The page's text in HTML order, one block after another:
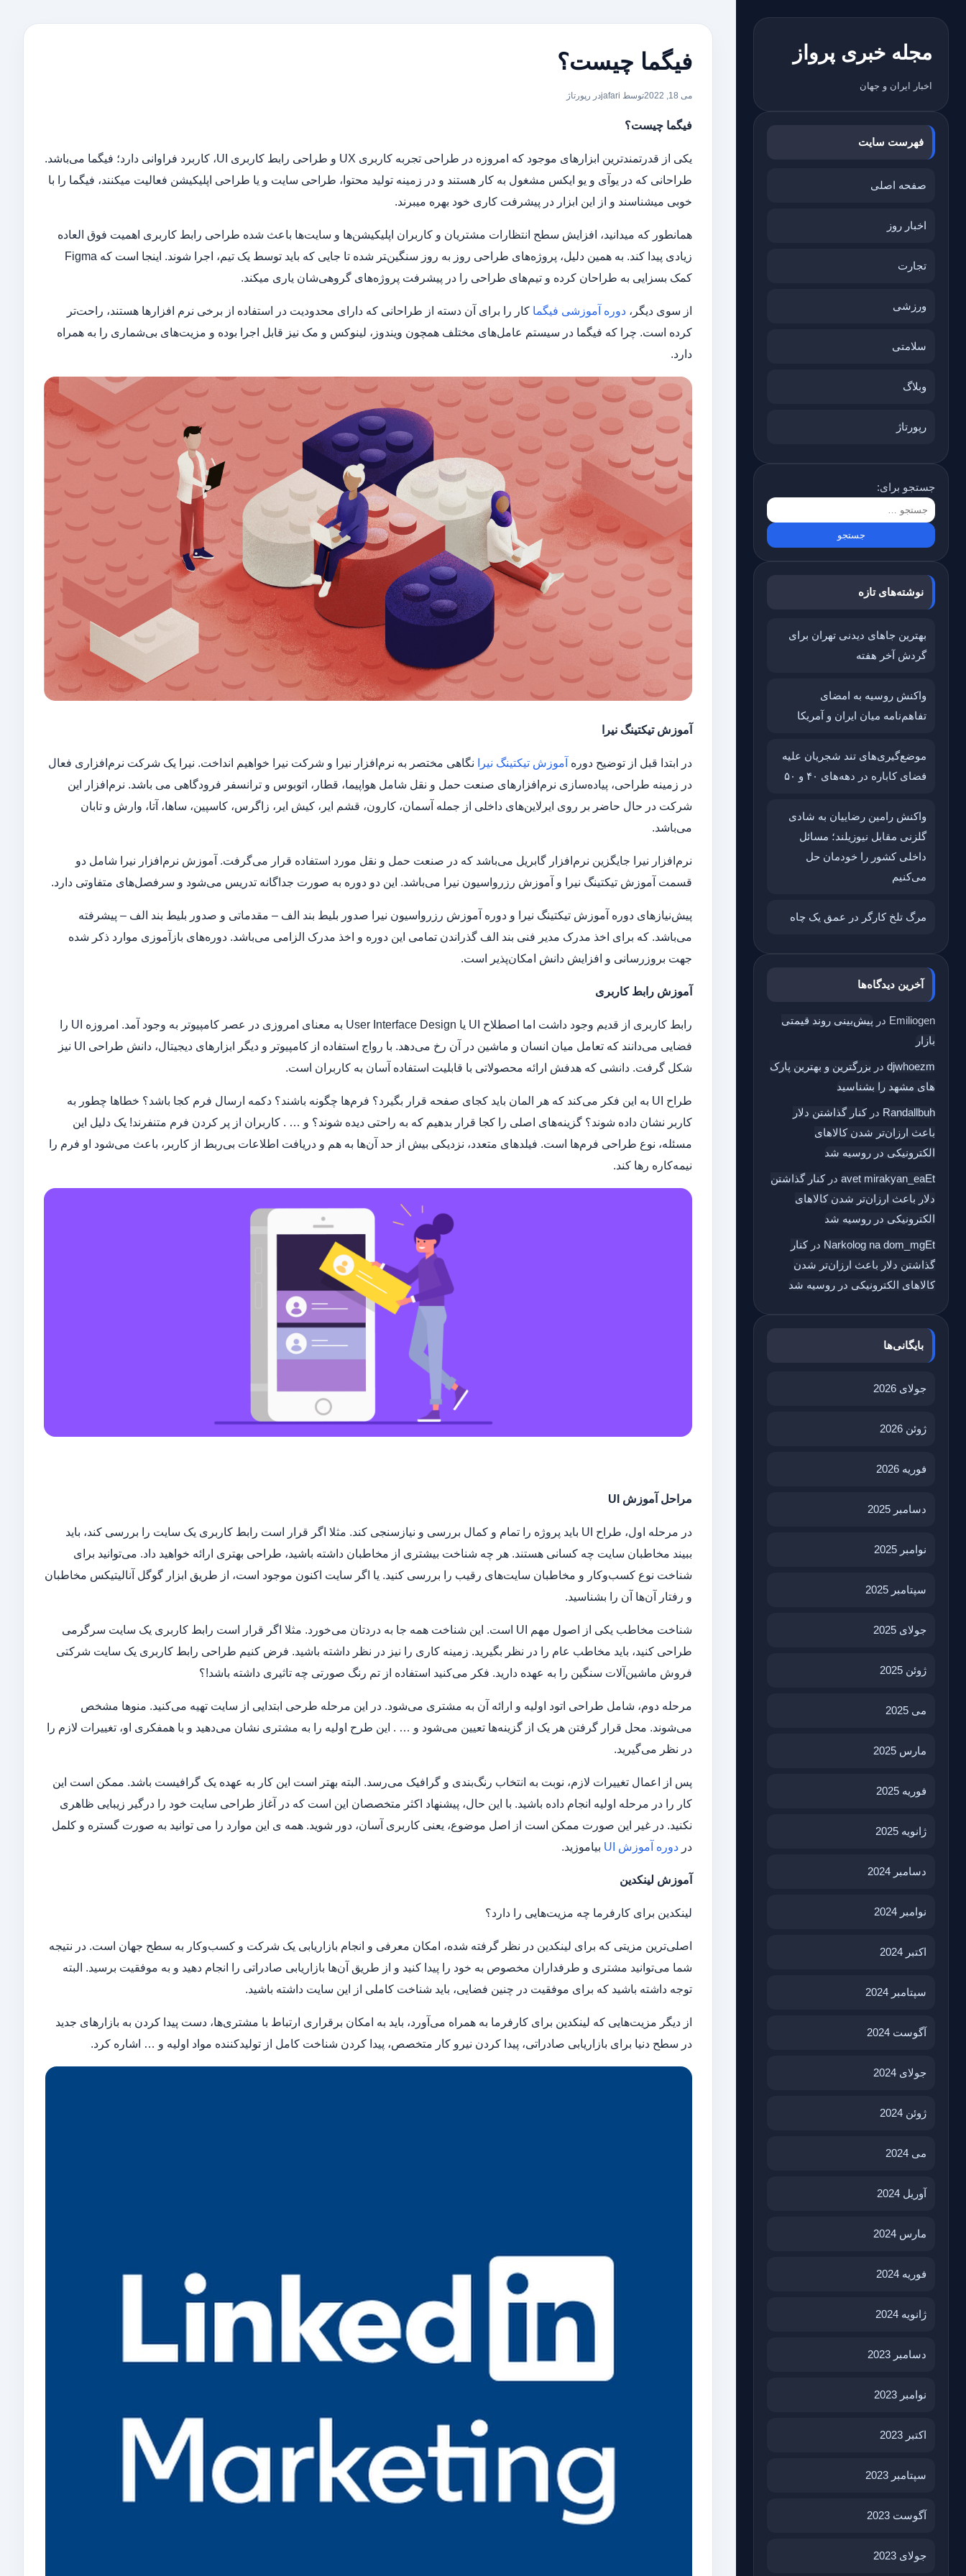
مجله خبری پرواز
اخبار ایران و جهان
فهرست سایت
صفحه اصلی
اخبار روز
تجارت
ورزشی
سلامتی
وبلاگ
رپورتاژ
جستجو برای:
نوشته‌های تازه
بهترین جاهای دیدنی تهران برای
گردش آخر هفته
واکنش روسیه به امضای
تفاهم‌نامه میان ایران و آمریکا
موضع‌گیری‌های تند شجریان علیه
فضای کاباره در دهه‌های ۴۰ و ۵۰
واکنش رامین رضاییان به شادی
گلزنی مقابل نیوزیلند؛ مسائل
داخلی کشور را خودمان حل
می‌کنیم
مرگ تلخ کارگر در عمق یک چاه
آخرین دیدگاه‌ها
Emiliogen در پیش‌بینی روند قیمتی
بازار
djwhoezm در بزرگترین و بهترین پارک
های مشهد را بشناسید
Randallbuh درکنار گذاشتن دلار
باعث ارزان‌تر شدن کالاهای
الکترونیکی در روسیه شد
avet mirakyan_eaEt درکنار گذاشتن
دلار باعث ارزان‌تر شدن کالاهای
الکترونیکی در روسیه شد
Narkolog na dom_mgEt درکنار
گذاشتن دلار باعث ارزان‌تر شدن
کالاهای الکترونیکی در روسیه شد
بایگانی‌ها
جولای 2026
ژوئن 2026
فوریه 2026
دسامبر 2025
نوامبر 2025
سپتامبر 2025
جولای 2025
ژوئن 2025
می 2025
مارس 2025
فوریه 2025
ژانویه 2025
دسامبر 2024
نوامبر 2024
اکتبر 2024
سپتامبر 2024
آگوست 2024
جولای 2024
ژوئن 2024
می 2024
آوریل 2024
مارس 2024
فوریه 2024
ژانویه 2024
دسامبر 2023
نوامبر 2023
اکتبر 2023
سپتامبر 2023
آگوست 2023
جولای 2023
فیگما چیست؟
می 18, 2022 توسط jafari در رپورتاژ
فیگما چیست؟
یکی از قدرتمندترین ابزارهای موجود که امروزه در طراحی تجربه کاربری UX و طراحی رابط کاربری UI، کاربرد فراوانی دارد؛ فیگما می‎‌باشد.
طراحانی که در یوآی و یو ایکس مشغول به کار هستند و در زمینه تولید محتوا، طراحی سایت و یا طراحی اپلیکیشن فعالیت می‎کنند، فیگما را با
خوبی می‎شناسند و از این ابزار در پیشرفت کاری خود بهره می‎برند.
همانطور که می‎دانید، افزایش سطح انتظارات مشتریان و کاربران اپلیکیشن‎‌ها و سایت‌‎ها باعث شده طراحی رابط کاربری اهمیت فوق العاده
زیادی پیدا کند. به همین دلیل، پروژه‌‎های طراحی روز به روز سنگین‌‍‎تر شده تا جایی که باید توسط یک تیم، اجرا شوند. اینجا است که Figma
کمک بسزایی به طراحان کرده و تیم‏‌های طراحی را در پیشرفت پروژه‌‎های گروهی‌شان یاری می‎کند.
از سوی دیگر، دوره آموزشی فیگما
کار را برای آن دسته از طراحانی که دارای محدودیت در استفاده از برخی نرم افزارها هستند، راحت‌‎تر
کرده است. چرا که فیگما در سیستم عامل‌‎های مختلف همچون ویندوز، لینوکس و مک نیز قابل اجرا بوده و مزیت‌‎های بی‌شماری را به همراه
دارد.
آموزش تیکتینگ نیرا
در ابتدا قبل از توضیح دوره آموزش تیکتینگ نیرا
نگاهی مختصر به نرم‌افزار نیرا و شرکت نیرا خواهیم انداخت. نیرا یک شرکت نرم‌افزاری فعال
در زمینه طراحی، پیاده‌سازی نرم‌افزارهای صنعت حمل و نقل شامل هواپیما، قطار، اتوبوس و ترانسفر فرودگاهی می باشد. نرم‌افزار این
شرکت در حال حاضر بر روی ایرلاین‌های داخلی از جمله آسمان، کارون، قشم ایر، کیش ایر، زاگرس، کاسپین، ساها، آتا، وارش و تابان
می‌باشد.
نرم‌افزار نیرا جایگزین نرم‌افزار گابریل می‌باشد که در صنعت حمل و نقل مورد استفاده قرار می‌گرفت. آموزش نرم‌افزار نیرا شامل دو
قسمت آموزش تیکتینگ نیرا و آموزش رزرواسیون نیرا می‌باشد. این دو دوره به صورت جداگانه تدریس می‌شود و سرفصل‌های متفاوتی دارد.
پیش‌نیاز‌های دوره آموزش تیکتینگ نیرا و دوره آموزش رزرواسیون نیرا صدور بلیط بند الف – مقدماتی و صدور بلیط بند الف – پیشرفته
می‌باشد. که برای اخذ مدرک مدیر فنی بند الف گذراندن تمامی این دوره و اخذ مدرک الزامی می‌باشد. دوره‌های بازآموزی موارد ذکر شده
جهت بروزرسانی و افزایش دانش امکان‌پذیر است.
آموزش رابط کاربری
رابط کاربری از قدیم وجود داشت اما اصطلاح UI یا User Interface Design به معنای امروزی در عصر کامپیوتر به وجود آمد. امروزه UI را
فضایی می‌دانند که تعامل میان انسان و ماشین در آن رخ می‌دهد. با رواج استفاده از کامپیوتر و دیگر ابزارهای دیجیتال، دانش طراحی UI نیز
شکل گرفت. دانشی که هدفش ارائه محصولاتی با قابلیت استفاده آسان به کاربران است.
طراح UI به این فکر می‌کند که هر المان باید کجای صفحه قرار بگیرد؟ فرم‌ها چگونه باشند؟ دکمه ارسال فرم کجا باشد؟ خطاها چطور به
کاربر نشان داده شوند؟ گزینه‌های اصلی را کجا قرار بدهیم که به راحتی دیده شوند؟ و … . کاربران از پر کردن فرم متنفرند! یک دلیل این
مسئله، نوع طراحی فرم‌ها است. فیلدهای متعدد، نزدیکی بیش از حد آن‌ها به هم و دریافت اطلاعات بی‌ربط از کاربر، باعث می‌شود او فرم را
نیمه‌کاره رها کند.
مراحل آموزش UI
در مرحله اول، طراح UI باید پروژه را تمام و کمال بررسی و نیازسنجی کند. مثلا اگر قرار است رابط کاربری یک سایت را بررسی کند، باید
ببیند مخاطبان سایت چه کسانی هستند. هر چه شناخت بیشتری از مخاطبان داشته باشید، طراحی بهتری ارائه خواهید داد. می‌توانید برای
شناخت نوع کسب‌وکار و مخاطبان سایت‌های رقیب را بررسی کنید. یا اگر سایت اکنون موجود است، از طریق ابزار گوگل آنالیتیکس مخاطبان
و رفتار آن‌ها آن را بشناسید.
شناخت مخاطب یکی از اصول مهم UI است. این شناخت همه جا به دردتان می‌خورد. مثلا اگر قرار است رابط کاربری یک سایت سرگرمی
طراحی کنید، باید مخاطب عام را در نظر بگیرید. زمینه کاری را نیز در نظر داشته باشید. فرض کنیم طراحی رابط کاربری یک سایت شرکتی
فروش ماشین‌آلات سنگین را به عهده دارید. فکر می‌کنید استفاده از تم رنگ صورتی چه تاثیری داشته باشد!؟
مرحله دوم، شامل طراحی اتود اولیه و ارائه آن به مشتری می‌شود. در این مرحله طرحی ابتدایی از سایت تهیه می‌کنید. منوها مشخص
می‌شوند. محل قرار گرفتن هر یک از گزینه‌ها تعیین می‌شود و … . این طرح اولیه را به مشتری نشان می‌دهید و با همفکری او، تغییرات لازم را
در نظر می‌گیرید.
پس از اعمال تغییرات لازم، نوبت به انتخاب رنگ‌بندی و گرافیک می‌رسد. البته بهتر است این کار به عهده یک گرافیست باشد. ممکن است این
کار را در مرحله اولیه انجام داده باشید. با این حال، پیشنهاد اکثر متخصصان این است که در آغاز طراحی سایت خود را درگیر زیبایی ظاهری
نکنید. در غیر این صورت ممکن است از اصل موضوع، یعنی کاربری آسان، دور شوید. همه ی این موارد را می توانید به صورت گستره و کلمل
در دوره آموزش UI بیاموزید.
آموزش لینکدین
لینکدین برای کارفرما چه مزیت‌هایی را دارد؟
اصلی‌ترین مزیتی که برای لینکدین در نظر گرفته شده، امکان معرفی و انجام بازاریابی یک شرکت و کسب‌وکار به سطح جهان است. در نتیجه
شما می‌توانید مشتری و طرفداران مخصوص به خود را پیدا کنید و از طریق آن‌ها بازاریابی صادراتی را انجام دهید و به موفقیت برسید. البته
توجه داشته باشید که برای موفقیت در چنین فضایی، باید شناخت کاملی از این سایت داشته باشید.
از دیگر مزیت‌هایی که لینکدین برای کارفرما به همراه می‌آورد، باید به امکان برقراری ارتباط با مشتری‌ها، دست پیدا کردن به بازارهای جدید
در سطح دنیا برای بازاریابی صادراتی، پیدا کردن نیرو کار متخصص، پیدا کردن شناخت کامل از تولیدکننده مواد اولیه و … اشاره کرد.